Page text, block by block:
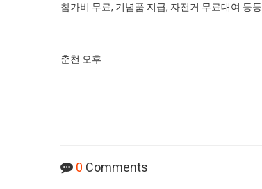
참가비 무료, 기념품 지급, 자전거 무료대여 등등
춘천 오후
0 Comments